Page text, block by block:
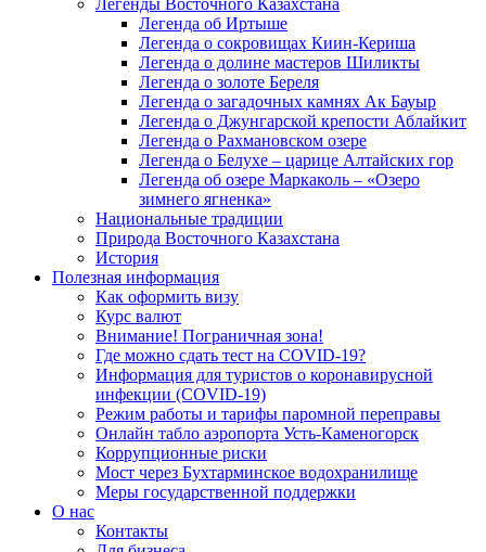
Легенды Восточного Казахстана
Легенда об Иртыше
Легенда о сокровищах Киин-Кериша
Легенда о долине мастеров Шиликты
Легенда о золоте Береля
Легенда о загадочных камнях Ак Бауыр
Легенда о Джунгарской крепости Аблайкит
Легенда о Рахмановском озере
Легенда о Белухе – царице Алтайских гор
Легенда об озере Маркаколь – «Озеро
зимнего ягненка»
Национальные традиции
Природа Восточного Казахстана
История
Полезная информация
Как оформить визу
Курс валют
Внимание! Пограничная зона!
Где можно сдать тест на COVID-19?
Информация для туристов о коронавирусной
инфекции (COVID-19)
Режим работы и тарифы паромной переправы
Онлайн табло аэропорта Усть-Каменогорск
Коррупционные риски
Мост через Бухтарминское водохранилище
Меры государственной поддержки
О нас
Контакты